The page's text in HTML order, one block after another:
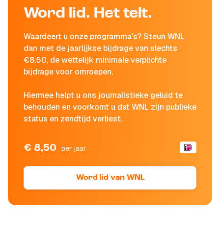
Word lid. Het telt.
Waardeert u onze programma's? Steun WNL
dan met de jaarlijkse bijdrage van slechts
€8,50, de wettelijk minimale verplichte
bijdrage voor omroepen.
Hiermee helpt u ons journalistieke geluid te
behouden en voorkomt u dat WNL zijn publieke
status en zendtijd verliest.
€ 8,50 per jaar
Word lid van WNL